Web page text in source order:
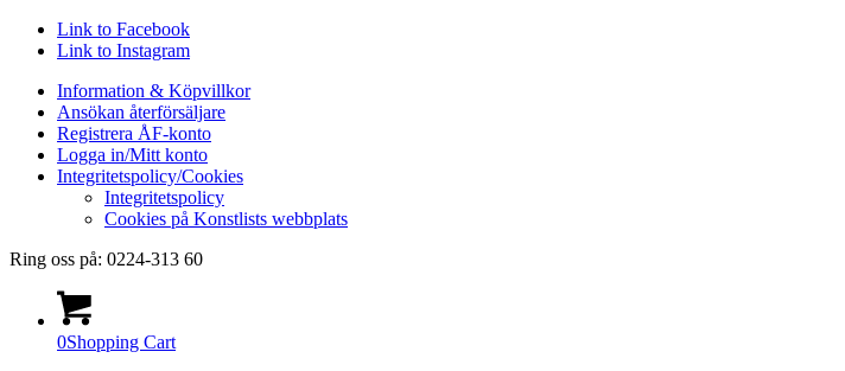
Link to Facebook
Link to Instagram
Information & Köpvillkor
Ansökan återförsäljare
Registrera ÅF-konto
Logga in/Mitt konto
Integritetspolicy/Cookies
Integritetspolicy
Cookies på Konstlists webbplats
Ring oss på: 0224-313 60
0Shopping Cart